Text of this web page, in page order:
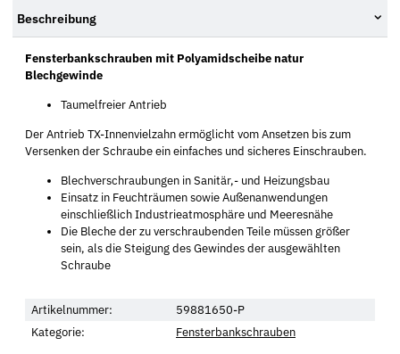
Beschreibung
Fensterbankschrauben mit Polyamidscheibe natur
Blechgewinde
Taumelfreier Antrieb
Der Antrieb TX-Innenvielzahn ermöglicht vom Ansetzen bis zum
Versenken der Schraube ein einfaches und sicheres Einschrauben.
Blechverschraubungen in Sanitär,- und Heizungsbau
Einsatz in Feuchträumen sowie Außenanwendungen
einschließlich Industrieatmosphäre und Meeresnähe
Die Bleche der zu verschraubenden Teile müssen größer
sein, als die Steigung des Gewindes der ausgewählten
Schraube
Artikelnummer:
59881650-P
Kategorie:
Fensterbankschrauben